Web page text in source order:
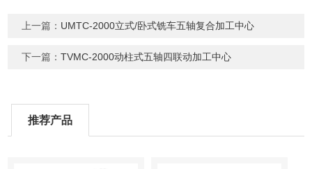
上一篇： UMTC-2000立式/卧式铣车五轴复合加工中心
下一篇：TVMC-2000动柱式五轴四联动加工中心
推荐产品